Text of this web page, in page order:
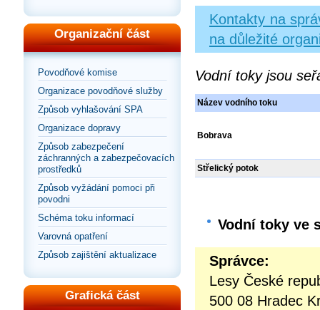
Organizační část
Povodňové komise
Organizace povodňové služby
Způsob vyhlašování SPA
Organizace dopravy
Způsob zabezpečení
záchranných a zabezpečovacích
prostředků
Způsob vyžádání pomoci při
povodni
Schéma toku informací
Varovná opatření
Způsob zajištění aktualizace
Grafická část
Kontakty na
na důležité
Vodní toky jsou
Název vodního toku
Bobrava
Střelický potok
Vodní toky ve
Správce:
Lesy České
500 08 Hradec